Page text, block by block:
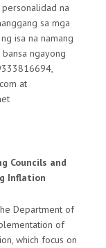
na
sa mga
isa na namang
bansa ngayong
at
Councils and
Inflation
Department of
of
which focus on